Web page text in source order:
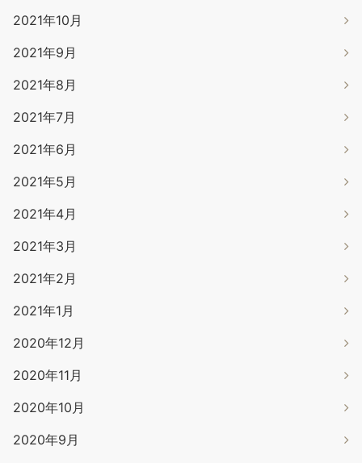
2021年10月
2021年9月
2021年8月
2021年7月
2021年6月
2021年5月
2021年4月
2021年3月
2021年2月
2021年1月
2020年12月
2020年11月
2020年10月
2020年9月